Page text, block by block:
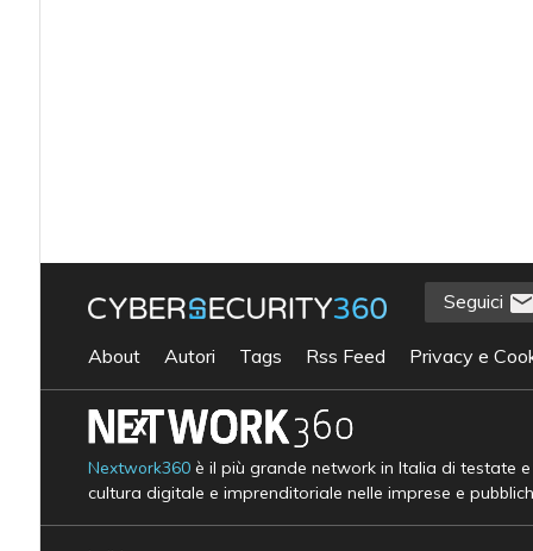
Seguici
About Autori Tags Rss Feed Privacy e
Nextwork360è il più grande network in Italia di testate
cultura digitale e imprenditoriale nelle imprese e